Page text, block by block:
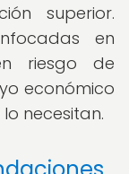
superior.
en
riesgo de
económico
necesitan.